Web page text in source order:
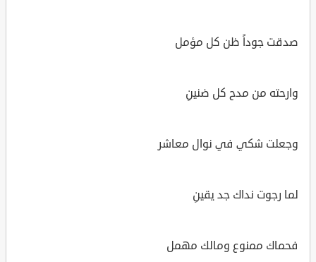
صدقت جوداً ظن كل مؤمل
وارحته من مدح كل ضنينِ
وجعلت شكي في نوال معاشر
لما رجوت نداك جد يقينِ
فحماك ممنوع ومالك مهمل